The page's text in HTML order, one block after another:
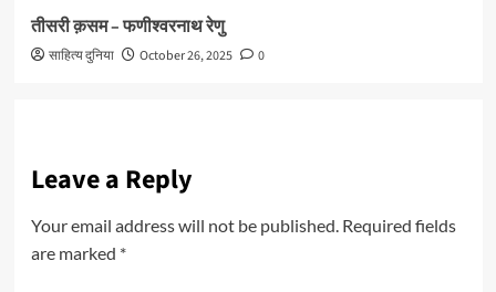
तीसरी क़सम – फणीश्वरनाथ रेणु
साहित्य दुनिया October 26, 2025 0
Leave a Reply
Your email address will not be published. Required fields
are marked *